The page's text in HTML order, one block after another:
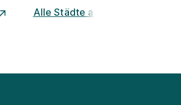
Alle Städte ansehen